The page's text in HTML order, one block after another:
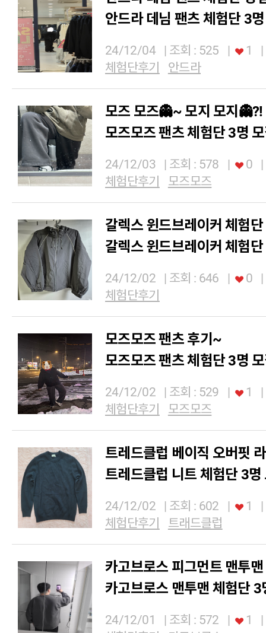
안드라 데님 팬츠 체험단 3
24/12/04 | 조회 : 525 | 1
체험단후기
안드라
모즈 모즈👻~ 모지 모지👻?!
모즈모즈 팬츠 체험단 3명
24/12/03 | 조회 : 578 | 0
체험단후기
모즈모즈
갈렉스 윈드브레이커 체험
갈렉스 윈드브레이커 체험
24/12/02 | 조회 : 646 | 0
체험단후기
모즈모즈 팬츠 후기~
모즈모즈 팬츠 체험단 3명
24/12/02 | 조회 : 529 | 1
체험단후기
모즈모즈
트레드클럽 베이직 오버핏
트레드클럽 니트 체험단 3명
24/12/02 | 조회 : 602 | 1
체험단후기
트래드클럽
카고브로스 피그먼트 맨투
카고브로스 맨투맨 체험단 3
24/12/01 | 조회 : 572 | 1